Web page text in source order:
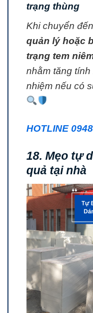
trạng thùng
Khi chuyển
quản lý hoặc
trạng tem
nhằm tăng
nhiệm nếu có
HOTLINE
18. Mẹo tự
quả tại nhà